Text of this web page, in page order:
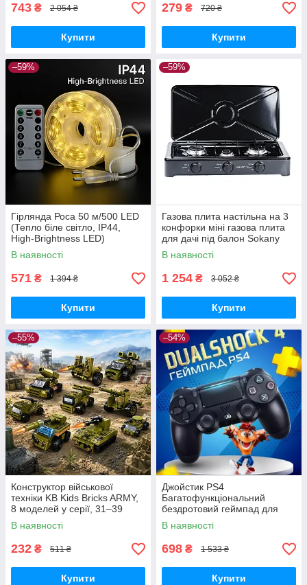
743 ₴ 2 054 ₴
Купити
279 ₴ 720 ₴
Купити
–59%
Гірлянда Роса 50 м/500 LED
(Тепло біле світло, IP44,
High-Brightness LED)
В наявності
571 ₴ 1 394 ₴
Купити
–59%
Газова плита настільна на 3
конфорки міні газова плита
для дачі під балон Sokany
В наявності
1 254 ₴ 3 052 ₴
Купити
–55%
Конструктор військової
техніки KB Kids Bricks ARMY,
8 моделей у серії, 31–39
деталей, 6+
В наявності
232 ₴ 511 ₴
Купити
–54%
Джойстик PS4
Багатофункціональний
бездротовий геймпад для
Bluetooth-консолі з подвійною
вібрацією DualShock 4 V3.5
PlayStation 4,
В наявності
698 ₴ 1 533 ₴
Купити